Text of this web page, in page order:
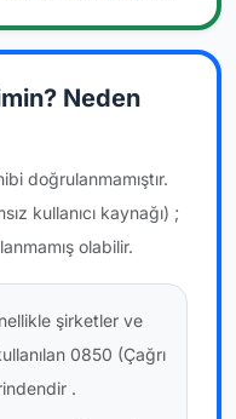
Neden
doğrulanmamıştır.
kullanıcı kaynağı) ;
olabilir.
şirketler ve
0850 (Çağrı
.